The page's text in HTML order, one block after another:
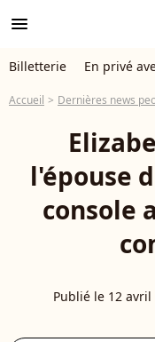
menu
Billetterie En privé
Accueil Dernières news
l'épouse
console
Publié le 12 avril